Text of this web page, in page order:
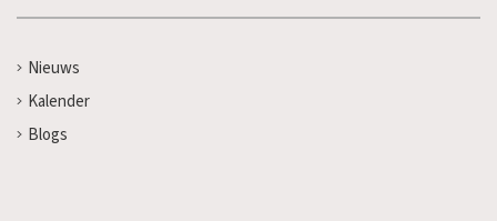
Nieuws
Kalender
Blogs